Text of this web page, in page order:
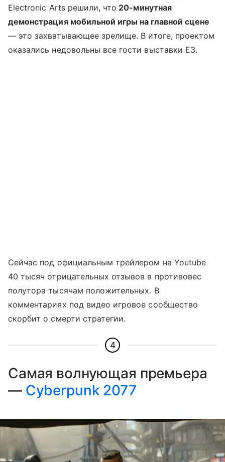
Electronic Arts решили, что 20-минутная
демонстрация мобильной игры на главной сцене
— это захватывающее зрелище. В итоге, проектом
оказались недовольны все гости выставки E3.
Сейчас под официальным трейлером на Youtube
40 тысяч отрицательных отзывов в противовес
полутора тысячам положительных. В
комментариях под видео игровое сообщество
скорбит о смерти стратегии.
4
Самая волнующая премьера
— Cyberpunk 2077